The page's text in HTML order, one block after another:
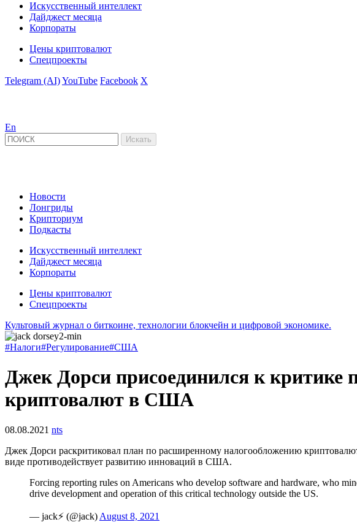
Искусственный интеллект
Дайджест месяца
Корпораты
Цены криптовалют
Спецпроекты
Telegram (AI)YouTube Facebook X
En
Новости
Лонгриды
Крипториум
Подкасты
Искусственный интеллект
Дайджест месяца
Корпораты
Цены криптовалют
Спецпроекты
Культовый журнал о биткоине, технологии блокчейн и цифровой экономике.
#Налоги#Регулирование#США
Джек Дорси присоединился к критике
криптовалют в США
08.08.2021 nts
Джек Дорси раскритиковал план по расширенному налогообложению
виде противодействует развитию инноваций в США.
Forcing reporting rules on Americans who develop software and hardware, who
drive development and operation of this critical technology outside the US.
— jack⚡️ (@jack) August 8, 2021